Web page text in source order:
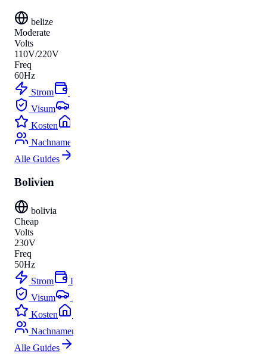
belize
Moderate
Volts
110V/220V
Freq
60Hz
Strom
Visum
Kosten
Nachnamen
Alle Guides
Bolivien
bolivia
Cheap
Volts
230V
Freq
50Hz
Strom
Budget
Visum
Parken
Kosten
Nachnamen
Alle Guides